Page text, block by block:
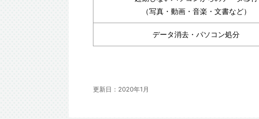
（写真・動画・音楽・文書など）
データ消去・パソコン処分
更新日： 2020年1月